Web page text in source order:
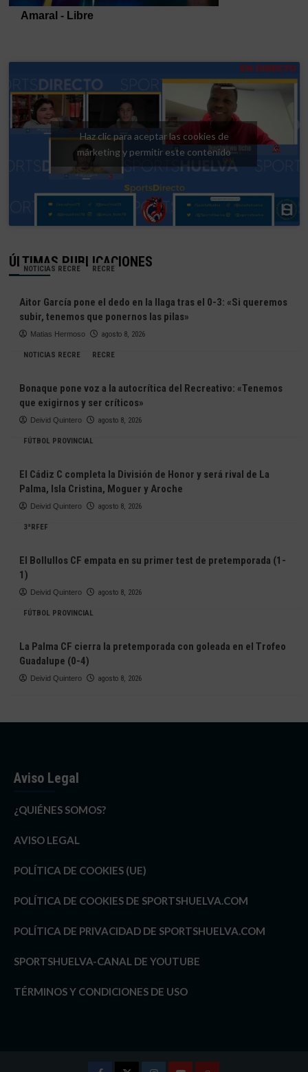
Haz clic para aceptar las cookies de
márketing y permitir este contenido
ÚLTIMAS PUBLICACIONES
NOTICIAS RECRE RECRE
Aitor García pone el dedo en la llaga tras el 0-3: «Si queremos
subir, tenemos que ponernos las pilas»
Matias Hermoso agosto 8, 2026
NOTICIAS RECRE RECRE
Bonaque pone voz a la autocrítica del Recreativo: «Tenemos
que exigirnos y ser críticos»
Deivid Quintero agosto 8, 2026
FÚTBOL PROVINCIAL
El Cádiz C completa la División de Honor y será rival de La
Palma, Isla Cristina, Moguer y Aroche
Deivid Quintero agosto 8, 2026
3ªRFEF
El Bollullos CF empata en su primer test de pretemporada (1-
1)
Deivid Quintero agosto 8, 2026
FÚTBOL PROVINCIAL
La Palma CF cierra la pretemporada con goleada en el Trofeo
Guadalupe (0-4)
Deivid Quintero agosto 8, 2026
Aviso Legal
¿QUIÉNES SOMOS?
AVISO LEGAL
POLÍTICA DE COOKIES (UE)
POLÍTICA DE COOKIES DE SPORTSHUELVA.COM
POLÍTICA DE PRIVACIDAD DE SPORTSHUELVA.COM
SPORTSHUELVA-CANAL DE YOUTUBE
TÉRMINOS Y CONDICIONES DE USO